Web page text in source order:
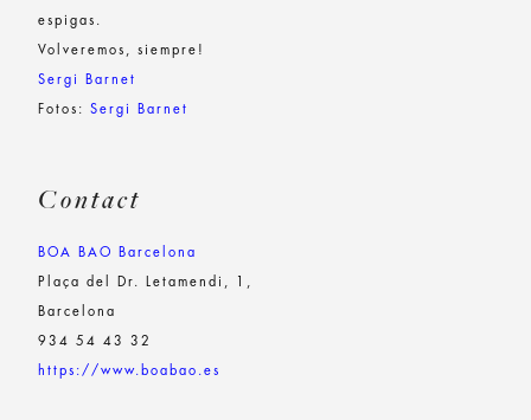
espigas.
Volveremos, siempre!
Sergi Barnet
Fotos:Sergi Barnet
Contact
BOA BAO Barcelona
Plaça del Dr. Letamendi, 1,
Barcelona
934 54 43 32
https://www.boabao.es